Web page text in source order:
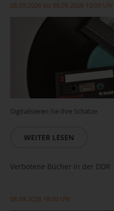
08.09.2026 bis 08.09.2026 10:00 Uhr
Digitalisieren Sie Ihre Schätze
WEITER LESEN
Verbotene Bücher in der DDR
08.09.2026 18:00 Uhr